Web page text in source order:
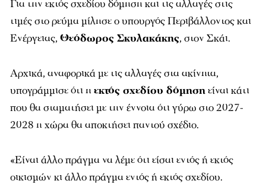
Για την εκτός σχεδίου δόμηση και τις αλλαγές στις
τιμές στο ρεύμα μίλησε ο υπουργός Περιβάλλοντος και
Ενέργειας, Θεόδωρος Σκυλακάκης, στον Σκάι.
Αρχικά, αναφορικά με τις αλλαγές στα ακίνητα,
υπογράμμισε ότι ηεκτός σχεδίου δόμησηείναι κάτι
που θα σταματήσει με την έννοια ότι γύρω στο 2027-
2028 η χώρα θα αποκτήσει παντού σχέδιο.
«Είναι άλλο πράγμα να λέμε ότι είσαι εντός ή εκτός
οικισμών κι άλλο πράγμα εντός ή εκτός σχεδίου.